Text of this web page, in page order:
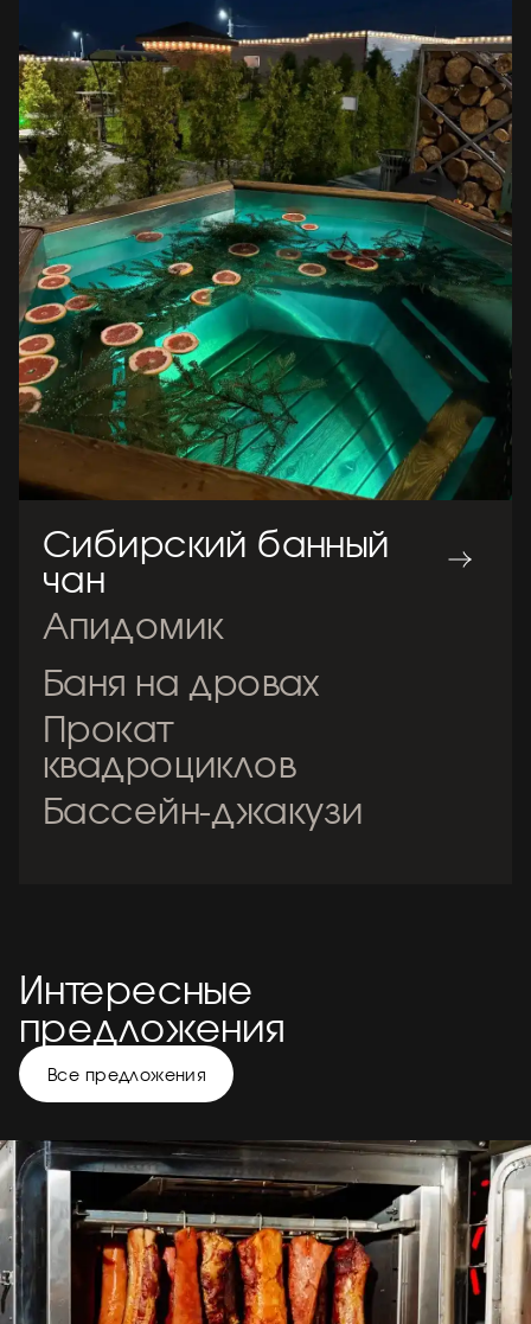
Сибирский банный
чан
Апидомик
Баня на дровах
Прокат
квадроциклов
Бассейн-джакузи
Интересные
предложения
Все предложения